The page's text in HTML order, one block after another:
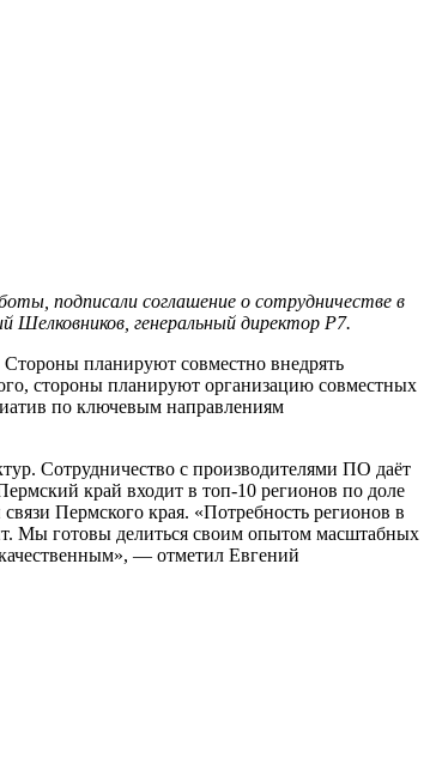
подписали соглашение о сотрудничестве в
Шелковников, генеральный директор Р7.
планируют совместно внедрять
стороны планируют организацию совместных
по ключевым направлениям
Сотрудничество с производителями ПО даёт
край входит в топ-10 регионов по доле
Пермского края. «Потребность регионов в
Мы готовы делиться своим опытом масштабных
— отметил Евгений